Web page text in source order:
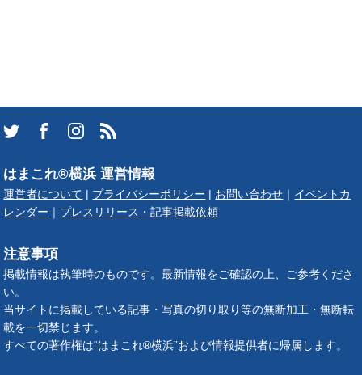
はまこれ®横浜 運営情報
運営者について プライバシーポリシー お問い合わせ
イベントカ
レンダー
プレスリリース・記事掲載依頼
注意事項
掲載情報は執筆時のものです。最新情報をご確認の上、ご参考くださ
い。
当サイトに掲載している記事・写真の切り取り等の無断加工・無断転
載を一切禁じます。
すべての著作権は“はまこれ®横浜”および情報提供者に帰属します。